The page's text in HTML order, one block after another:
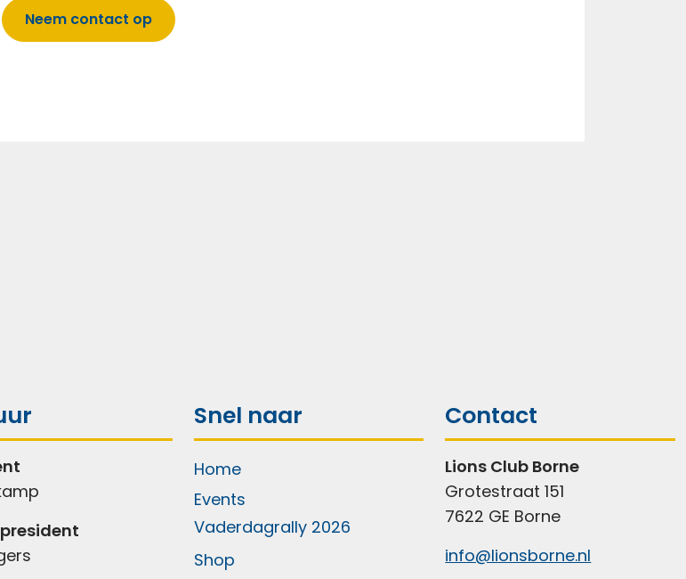
Neem contact op
Snel naar
Home
Events
Vaderdagrally 2026
Shop
Contact
Lions Club Borne
Grotestraat 151
7622 GE Borne
info@lionsborne.nl